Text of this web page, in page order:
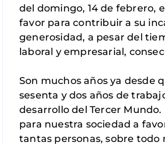
del domingo, 14 de febrero,
favor para contribuir a su
generosidad, a pesar del
laboral y empresarial,
Son muchos años ya desde
sesenta y dos años de
desarrollo del Tercer
para nuestra sociedad a
tantas personas, sobre todo